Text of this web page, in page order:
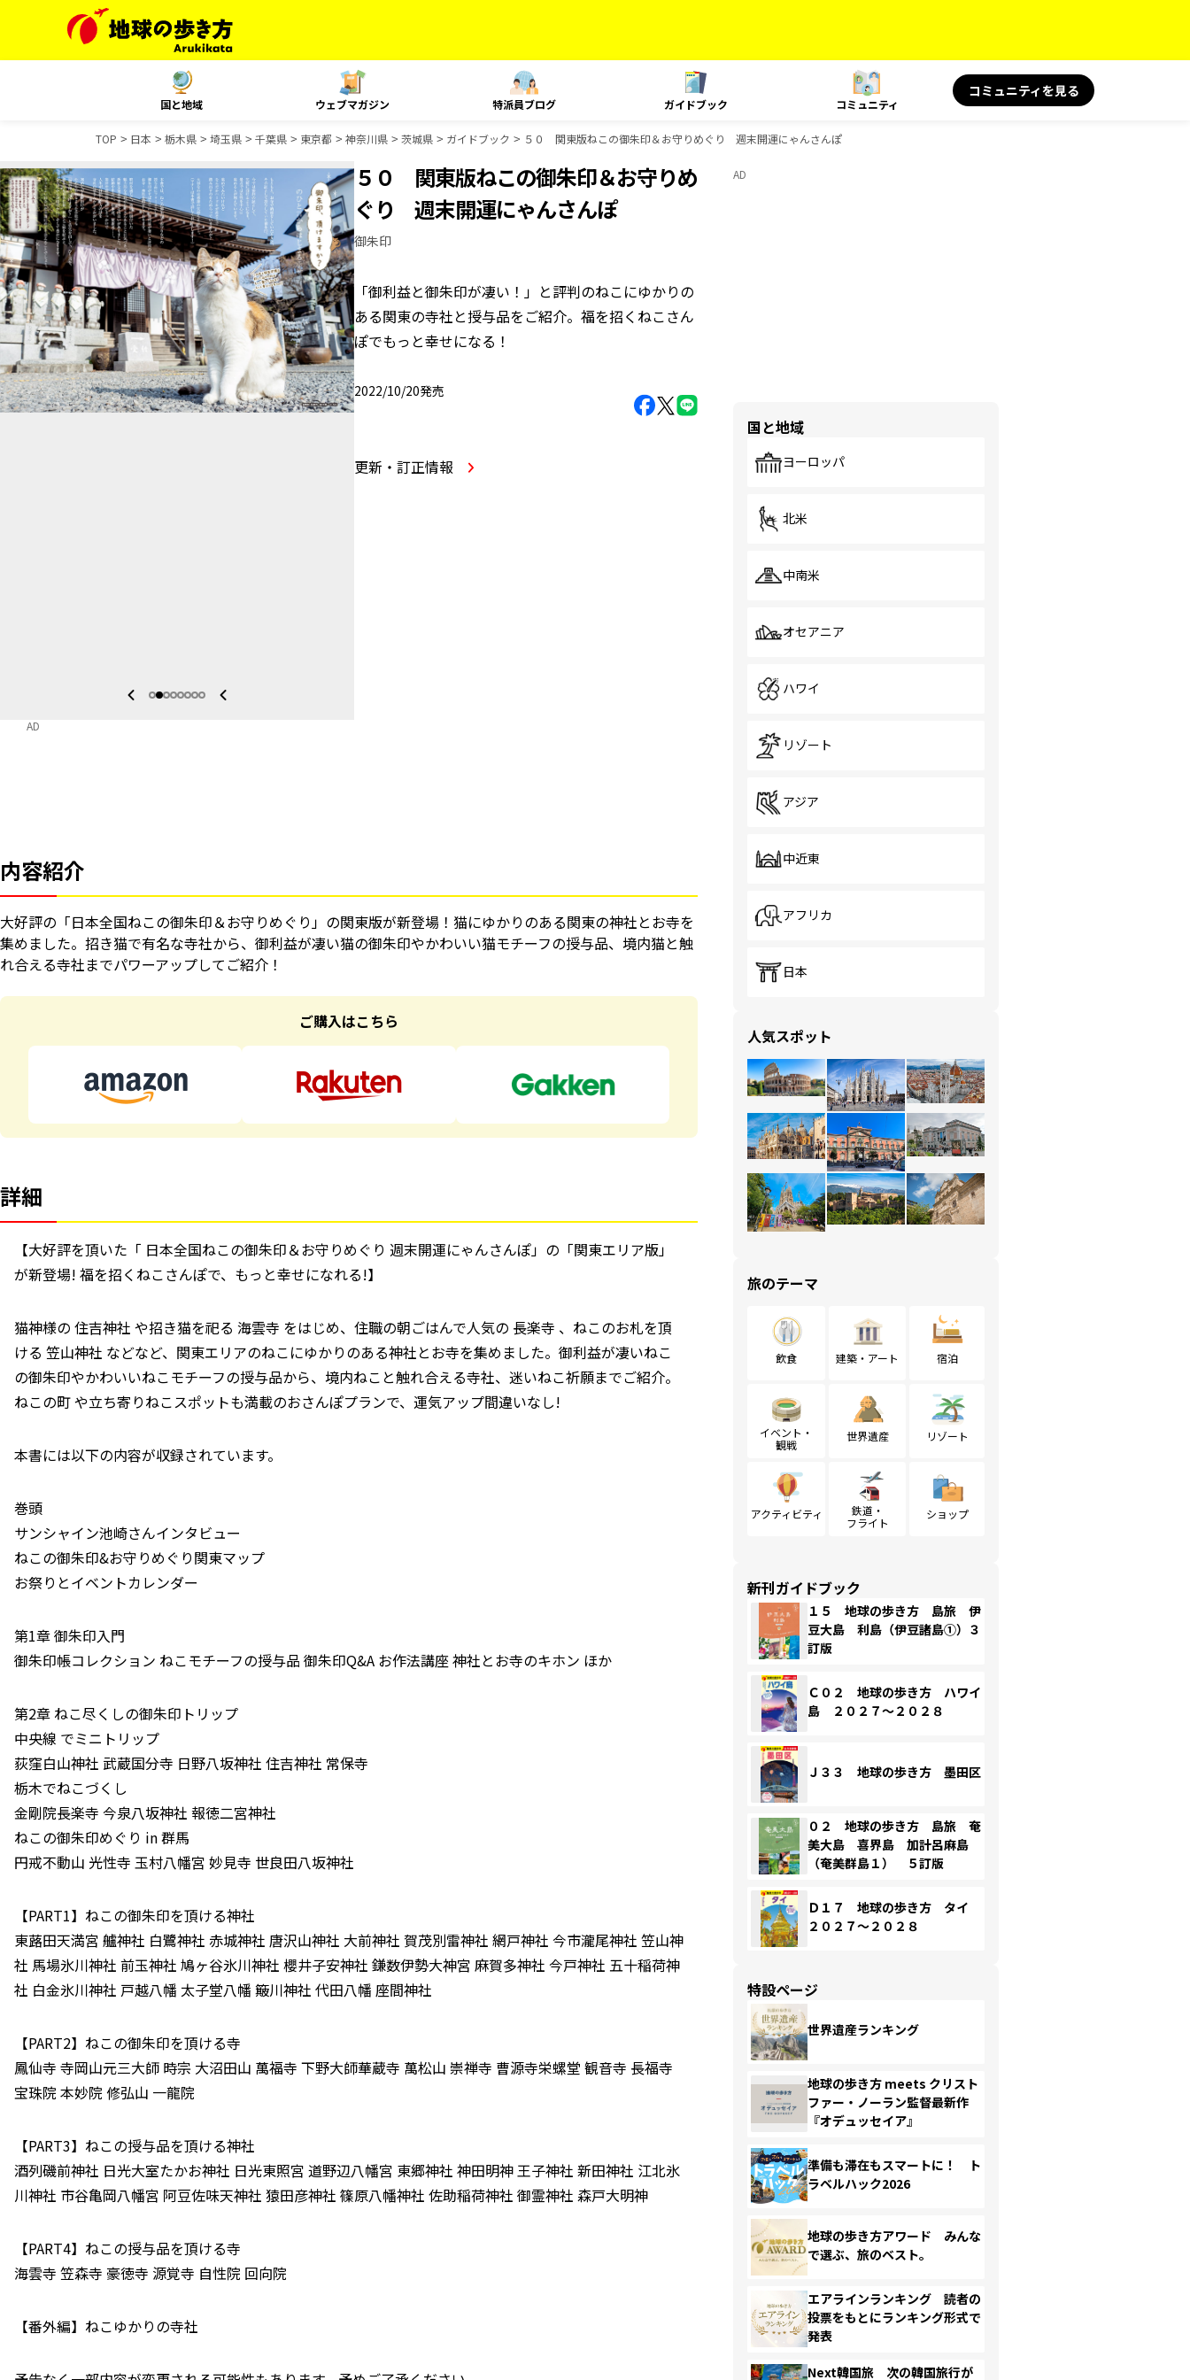
国と地域 ウェブマガジン 特派員ブログ ガイドブック コミュニティ
コミュニティを見る
TOP 日本 栃木県 埼玉県 千葉県 東京都 神奈川県 茨城県 ガイドブック ５０ 関東版ねこの御朱印＆お守りめぐり 週末開運にゃんさんぽ
５０ 関東版ねこの御朱印＆お守りめ
ぐり 週末開運にゃんさんぽ
御朱印
「御利益と御朱印が凄い！」と評判のねこにゆかりの
ある関東の寺社と授与品をご紹介。福を招くねこさん
ぽでもっと幸せになる！
2022/10/20発売
更新・訂正情報
AD
内容紹介
大好評の「日本全国ねこの御朱印＆お守りめぐり」の関東版が新登場！猫にゆかりのある関東の神社とお寺を
集めました。招き猫で有名な寺社から、御利益が凄い猫の御朱印やかわいい猫モチーフの授与品、境内猫と触
れ合える寺社までパワーアップしてご紹介！
ご購入はこちら
詳細
【大好評を頂いた「 日本全国ねこの御朱印＆お守りめぐり 週末開運にゃんさんぽ」の「関東エリア版」
が新登場! 福を招くねこさんぽで、もっと幸せになれる!】
猫神様の 住吉神社 や招き猫を祀る 海雲寺 をはじめ、住職の朝ごはんで人気の 長楽寺 、ねこのお札を頂
ける 笠山神社 などなど、関東エリアのねこにゆかりのある神社とお寺を集めました。御利益が凄いねこ
の御朱印やかわいいねこモチーフの授与品から、境内ねこと触れ合える寺社、迷いねこ祈願までご紹介。
ねこの町 や立ち寄りねこスポットも満載のおさんぽプランで、運気アップ間違いなし!
本書には以下の内容が収録されています。
巻頭
サンシャイン池崎さんインタビュー
ねこの御朱印&お守りめぐり関東マップ
お祭りとイベントカレンダー
第1章 御朱印入門
御朱印帳コレクション ねこモチーフの授与品 御朱印Q&A お作法講座 神社とお寺のキホン ほか
第2章 ねこ尽くしの御朱印トリップ
中央線 でミニトリップ
荻窪白山神社 武蔵国分寺 日野八坂神社 住吉神社 常保寺
栃木でねこづくし
金剛院長楽寺 今泉八坂神社 報徳二宮神社
ねこの御朱印めぐり in 群馬
円戒不動山 光性寺 玉村八幡宮 妙見寺 世良田八坂神社
【PART1】ねこの御朱印を頂ける神社
東蕗田天満宮 艫神社 白鷺神社 赤城神社 唐沢山神社 大前神社 賀茂別雷神社 網戸神社 今市瀧尾神社 笠山神
社 馬場氷川神社 前玉神社 鳩ヶ谷氷川神社 櫻井子安神社 鎌数伊勢大神宮 麻賀多神社 今戸神社 五十稲荷神
社 白金氷川神社 戸越八幡 太子堂八幡 簸川神社 代田八幡 座間神社
【PART2】ねこの御朱印を頂ける寺
鳳仙寺 寺岡山元三大師 時宗 大沼田山 萬福寺 下野大師華蔵寺 萬松山 崇禅寺 曹源寺栄螺堂 観音寺 長福寺
宝珠院 本妙院 修弘山 一龍院
【PART3】ねこの授与品を頂ける神社
酒列磯前神社 日光大室たかお神社 日光東照宮 道野辺八幡宮 東郷神社 神田明神 王子神社 新田神社 江北氷
川神社 市谷亀岡八幡宮 阿豆佐味天神社 猿田彦神社 篠原八幡神社 佐助稲荷神社 御霊神社 森戸大明神
【PART4】ねこの授与品を頂ける寺
海雲寺 笠森寺 豪徳寺 源覚寺 自性院 回向院
【番外編】ねこゆかりの寺社
AD
国と地域
ヨーロッパ
北米
中南米
オセアニア
ハワイ
リゾート
アジア
中近東
アフリカ
日本
人気スポット
旅のテーマ
飲食 建築・アート 宿泊
イベント・
観戦
世界遺産 リゾート
アクティビティ
鉄道・
フライト
ショップ
新刊ガイドブック
１５ 地球の歩き方 島旅 伊
豆大島 利島（伊豆諸島①）３
訂版
Ｃ０２ 地球の歩き方 ハワイ
島 ２０２７～２０２８
Ｊ３３ 地球の歩き方 墨田区
０２ 地球の歩き方 島旅 奄
美大島 喜界島 加計呂麻島
（奄美群島１） ５訂版
Ｄ１７ 地球の歩き方 タイ
２０２７～２０２８
特設ページ
世界遺産ランキング
地球の歩き方 meets クリスト
ファー・ノーラン監督最新作
『オデュッセイア』
準備も滞在もスマートに！ ト
ラベルハック2026
地球の歩き方アワード みんな
で選ぶ、旅のベスト。
エアラインランキング 読者の
投票をもとにランキング形式で
発表
Next韓国旅 次の韓国旅行が